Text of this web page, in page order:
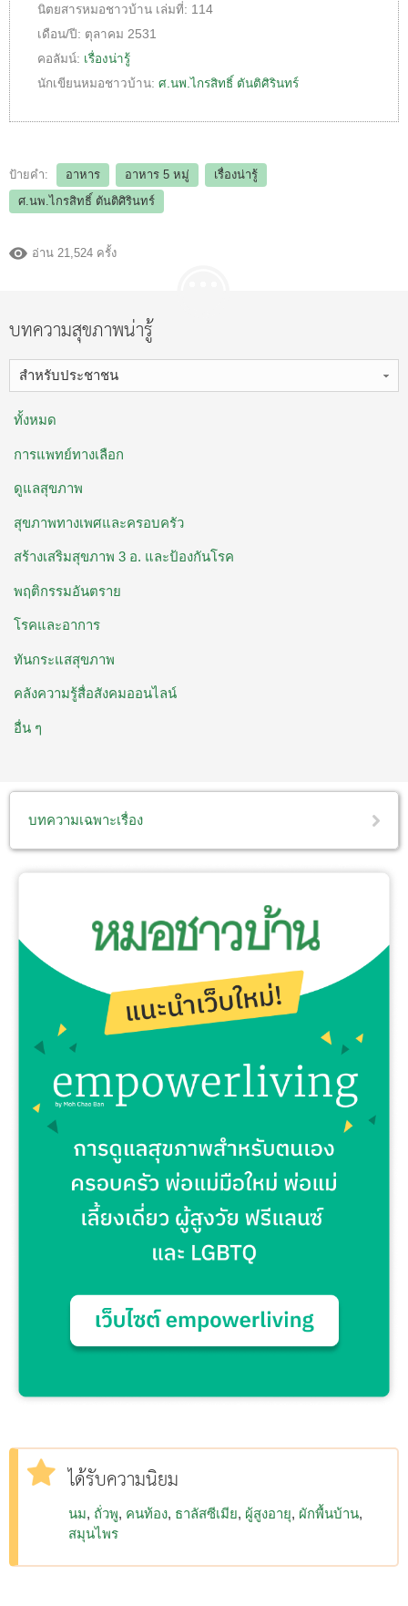
นิตยสารหมอชาวบ้าน เล่มที่: 114
เดือน/ปี: ตุลาคม 2531
คอลัมน์: เรื่องน่ารู้
นักเขียนหมอชาวบ้าน: ศ.นพ.ไกรสิทธิ์ ตันติศิรินทร์
ป้ายคำ: อาหาร อาหาร 5 หมู่
เรื่องน่ารู้
ศ.นพ.ไกรสิทธิ์ ตันติศิรินทร์
อ่าน 21,524 ครั้ง
บทความสุขภาพน่ารู้
สำหรับประชาชน
ทั้งหมด
การแพทย์ทางเลือก
ดูแลสุขภาพ
สุขภาพทางเพศและครอบครัว
สร้างเสริมสุขภาพ 3 อ. ​และป้องกันโรค
พฤติกรรมอันตราย
โรคและอาการ
ทันกระแสสุขภาพ
คลังความรู้สื่อสังคมออนไลน์
อื่น ๆ
บทความเฉพาะเรื่อง
ได้รับความนิยม
นม ถั่วพู คนท้อง ธาลัสซีเมีย ผู้สูงอายุ ผักพื้นบ้าน
สมุนไพร